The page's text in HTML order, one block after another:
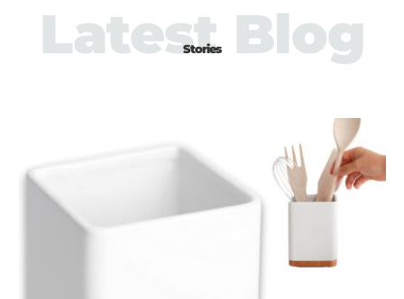
Stories
Latest Blog